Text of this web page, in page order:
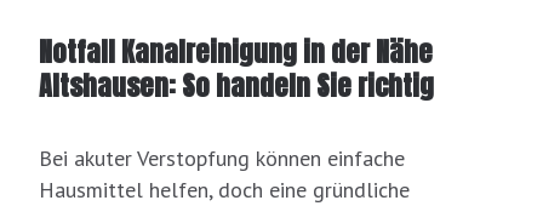
Notfall Kanalreinigung in der Nähe
Altshausen: So handeln Sie richtig
Bei akuter Verstopfung können einfache
Hausmittel helfen, doch eine gründliche